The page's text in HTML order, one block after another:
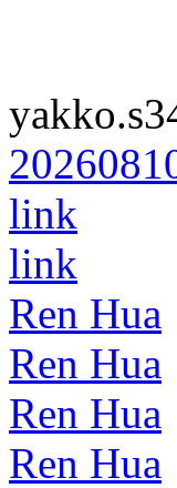
link
link
Ren Hua
Ren Hua
Ren Hua
Ren Hua